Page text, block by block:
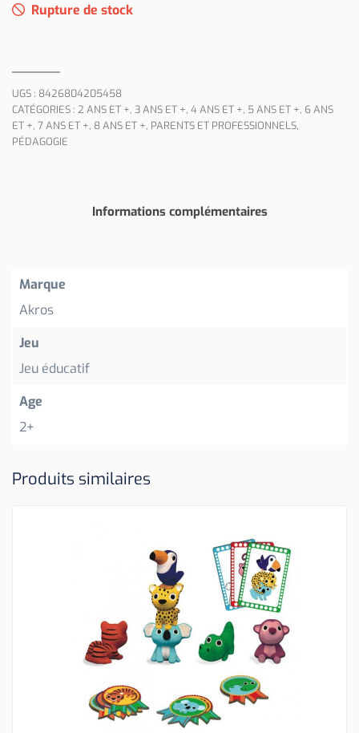
Rupture de stock
UGS : 8426804205458
CATÉGORIES : 2 ANS ET +, 3 ANS ET +, 4 ANS ET +, 5 ANS ET +, 6 ANS
ET +, 7 ANS ET +, 8 ANS ET +, PARENTS ET PROFESSIONNELS,
PÉDAGOGIE
Informations complémentaires
Marque
Akros
Jeu
Jeu éducatif
Age
2+
Produits similaires